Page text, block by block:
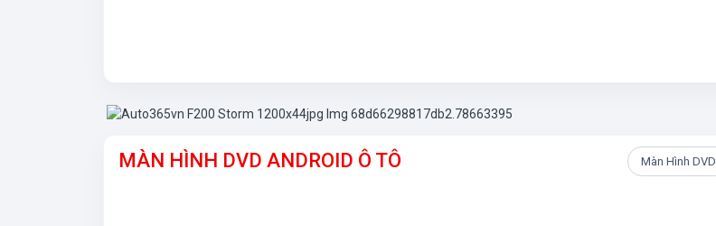
MÀN HÌNH DVD ANDROID Ô TÔ Màn Hình DVD